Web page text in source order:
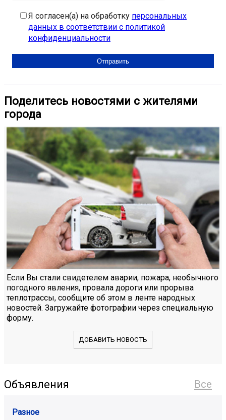
Я согласен(а) на обработку персональных
данных в соответствии с политикой
конфиденциальности
Поделитесь новостями с жителями
города
Если Вы стали свидетелем аварии, пожара, необычного
погодного явления, провала дороги или прорыва
теплотрассы, сообщите об этом в ленте народных
новостей. Загружайте фотографии через специальную
форму.
ДОБАВИТЬ НОВОСТЬ
Все
Объявления
Разное